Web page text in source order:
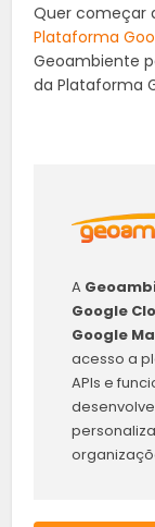
Quer começar
Plataforma
Geoambiente
da Plataforma
A
Google
Google
acesso a
APIs e